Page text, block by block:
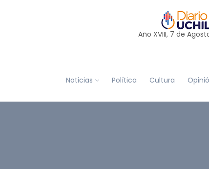
Año XVIII, 7 de
Noticias Política Cultura